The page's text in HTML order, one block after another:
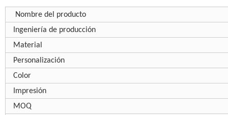
Nombre del producto
Ingeniería de producción
Material
Personalización
Color
Impresión
MOQ